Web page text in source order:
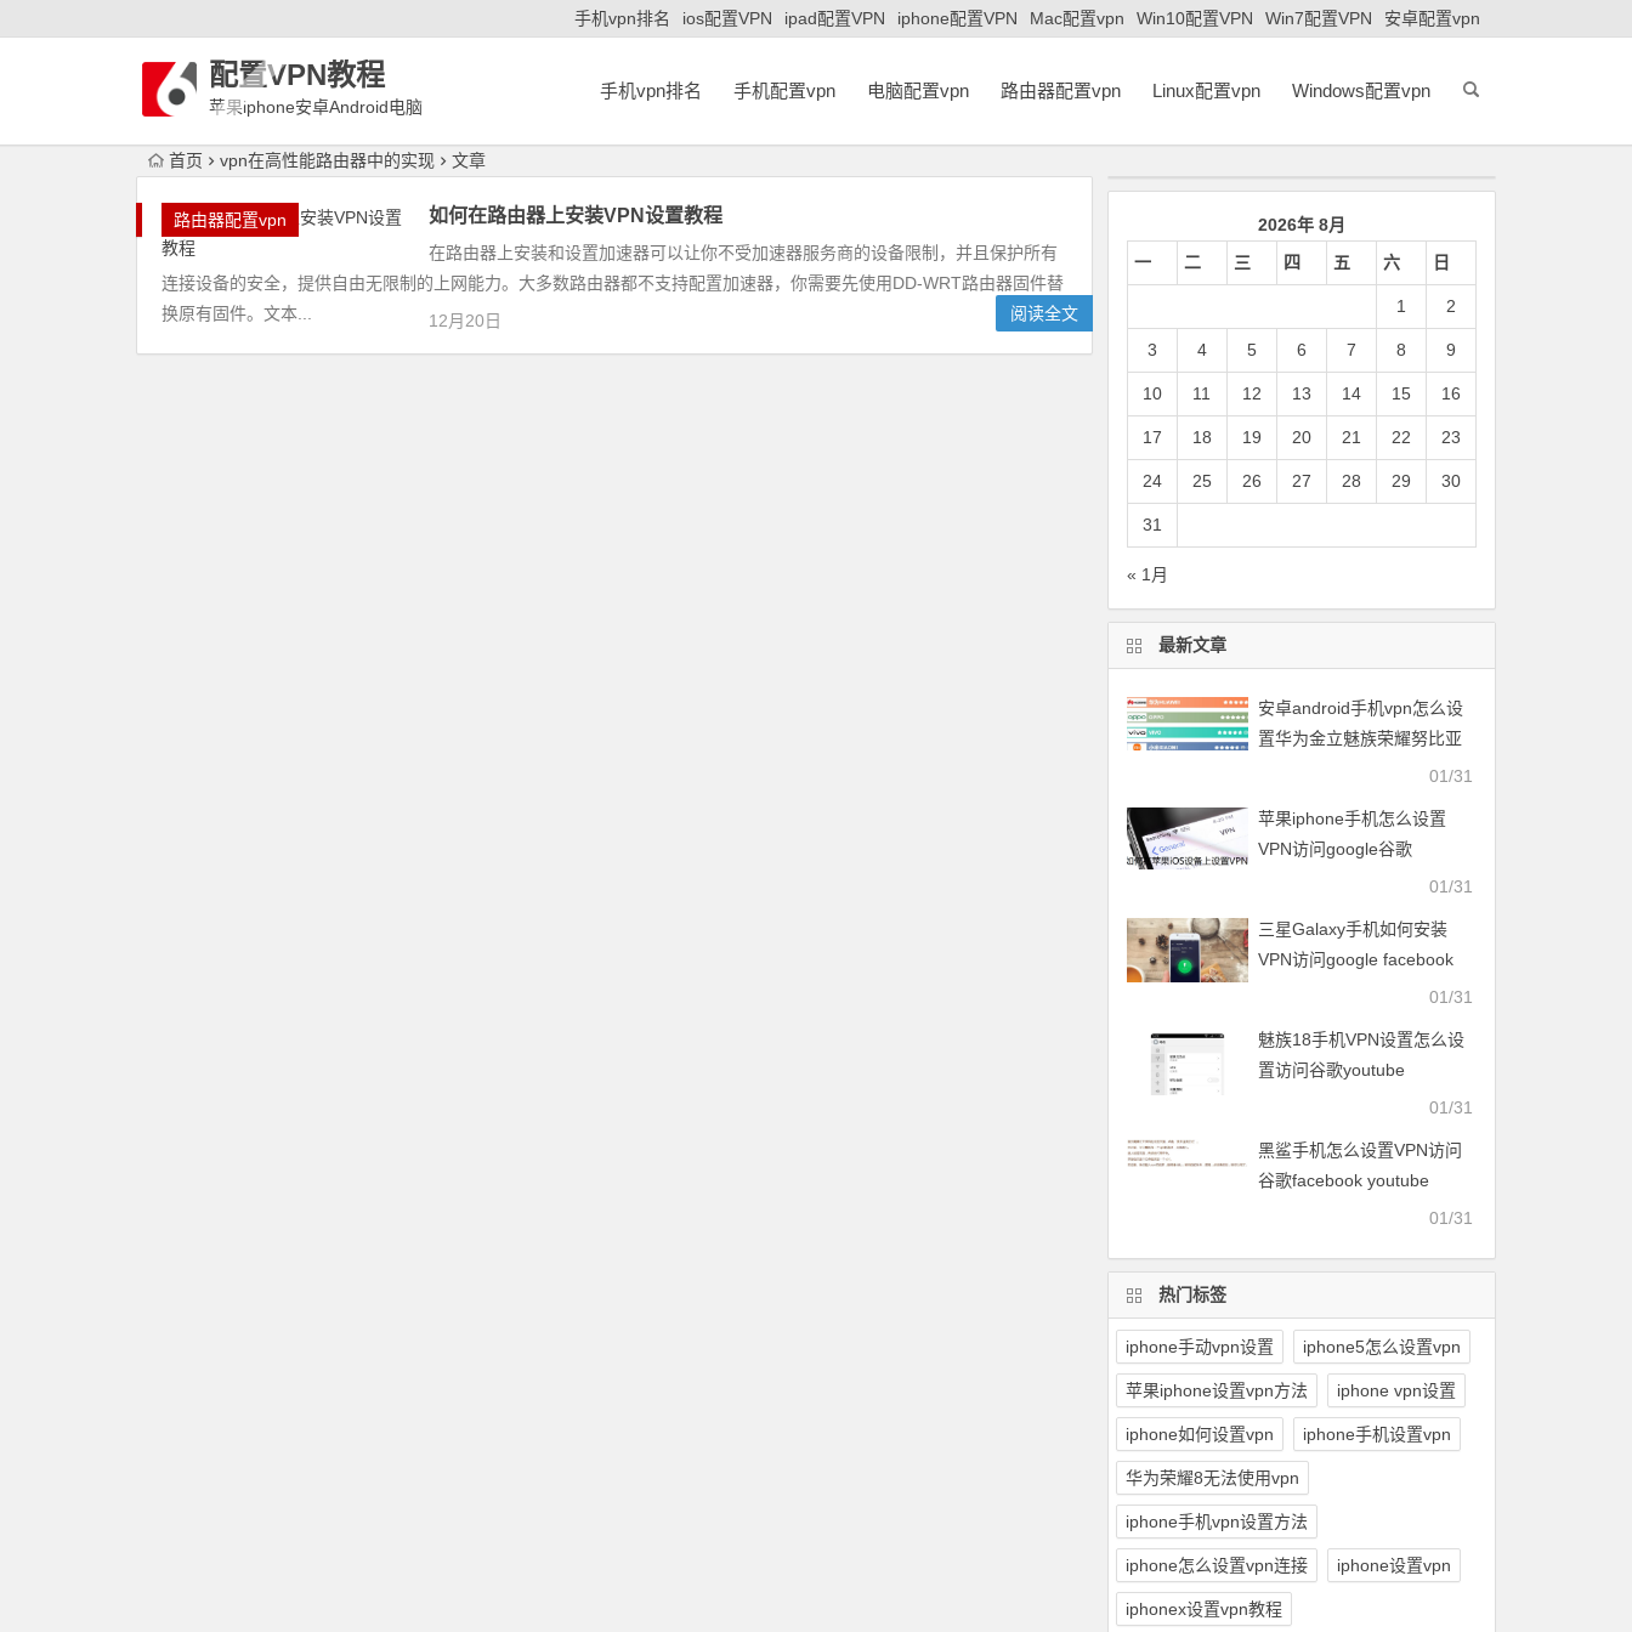
手机vpn排名 ios配置VPN ipad配置VPN iphone配置VPN Mac配置vpn Win10配置VPN Win7配置VPN 安卓配置vpn
配置VPN教程
苹果iphone安卓Android电脑
手机vpn排名 手机配置vpn 电脑配置vpn 路由器配置vpn Linux配置vpn Windows配置vpn
首页 vpn在高性能路由器中的实现 文章
路由器配置vpn 如何在路由器上安装VPN设置教程
在路由器上安装和设置加速器可以让你不受加速器服务商的设备限制，并且保护所有
连接设备的安全，提供自由无限制的上网能力。大多数路由器都不支持配置加速器，你需要先使用DD-WRT路由器固件替
换原有固件。文本...
12月20日 阅读全文
2026年 8月
一
二 三 四 五 六 日
1 2
3 4 5 6 7 8 9
10 11 12 13 14 15 16
17 18 19 20 21 22 23
24 25 26 27 28 29 30
31
« 1月
最新文章
安卓android手机vpn怎么设
置华为金立魅族荣耀努比亚
一加vivo小米OPPO中兴联想
01/31
苹果iphone手机怎么设置
VPN访问google谷歌
01/31
三星Galaxy手机如何安装
VPN访问google facebook
01/31
魅族18手机VPN设置怎么设
置访问谷歌youtube
01/31
黑鲨手机怎么设置VPN访问
谷歌facebook youtube
01/31
热门标签
iphone手动vpn设置 iphone5怎么设置vpn
苹果iphone设置vpn方法 iphone vpn设置
iphone如何设置vpn iphone手机设置vpn
华为荣耀8无法使用vpn
iphone手机vpn设置方法
iphone怎么设置vpn连接 iphone设置vpn
iphonex设置vpn教程